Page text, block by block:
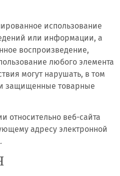
использование
или информации, а
воспроизведение,
любого элемента
могут нарушать, в том
защищенные товарные
относительно веб-сайта
адресу электронной